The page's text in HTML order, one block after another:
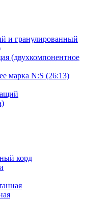
и гранулированный
(двухкомпонентное
марка N:S (26:13)
корд